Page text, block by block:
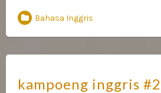
Bahasa Inggris
kampoeng inggris #2